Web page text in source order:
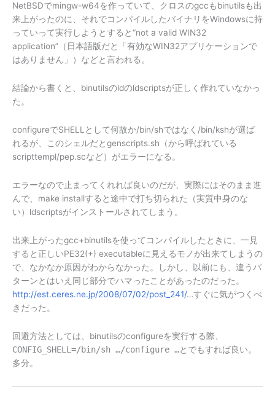
NetBSDでmingw-w64を作っていて、クロスのgccもbinutilsも出
来上がったのに、それでコンパイルしたバイナリをWindowsに持
っていって実行しようとすると“not a valid WIN32
application”（日本語版だと「有効なWIN32アプリケーションで
はありません」）などと言われる。
結論から書くと、binutilsのldのldscriptsが正しく作れていなかっ
た。
configureでSHELLとして何故か/bin/shではなく/bin/kshが選ば
れるが、このシェルだとgenscripts.sh（から呼ばれている
scripttempl/pep.scなど）がエラーになる。
エラーなので止まってくれれば良いのだが、実際にはそのまま進
んで、make installすると途中で打ち切られた（実質中身のな
い）ldscriptsがインストールされてしまう。
出来上がったgcc+binutilsを使ってコンパイルしたときに、一見
すると正しいPE32(+) executableに見えるモノが出来てしまうの
で、なかなか原因がわからなかった。しかし、以前にも、違うパ
ターンとはいえ同じ部分でハマったことがあったのだった。
http://est.ceres.ne.jp/2008/07/02/post_241/…すぐに気がつくべ
きだった。
回避方法としては、binutilsのconfigureを実行する際、
CONFIG_SHELL=/bin/sh …/configure …とでもすれば良い。
多分。